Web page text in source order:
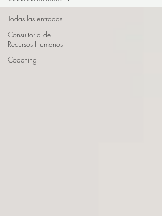
Todas las entradas
Consultoria de
Recursos Humanos
Coaching